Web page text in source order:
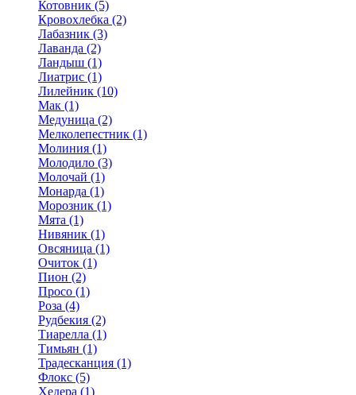
Котовник (5)
Кровохлебка (2)
Лабазник (3)
Лаванда (2)
Ландыш (1)
Лиатрис (1)
Лилейник (10)
Мак (1)
Медуница (2)
Мелколепестник (1)
Молиния (1)
Молодило (3)
Молочай (1)
Монарда (1)
Морозник (1)
Мята (1)
Нивяник (1)
Овсяница (1)
Очиток (1)
Пион (2)
Просо (1)
Роза (4)
Рудбекия (2)
Тиарелла (1)
Тимьян (1)
Традесканция (1)
Флокс (5)
Хедера (1)